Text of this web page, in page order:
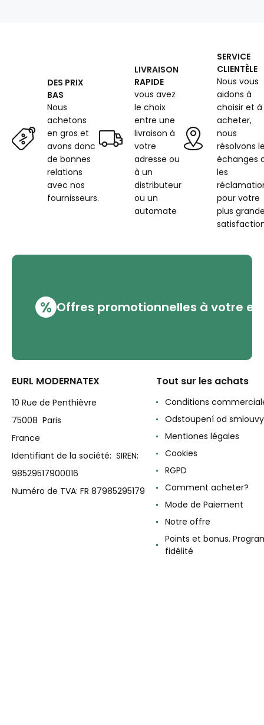
DES PRIX
BAS
Nous
achetons
en gros et
avons donc
de bonnes
relations
avec nos
fournisseurs.
LIVRAISON
RAPIDE
vous avez
le choix
entre une
livraison à
votre
adresse ou
à un
distributeur
ou un
automate
SERVICE
CLIENTÈLE
Nous vous
aidons à
choisir et à
acheter,
nous
résolvons
échanges
les
pour votre
plus
% Offres promotionnelles à votre
EURL MODERNATEX
10 Rue de Penthièvre
75008 Paris
France
Identifiant de la société: SIREN:
98529517900016
Numéro de TVA: FR 87985295179
Tout sur les achats
Conditions
Odstoupení od smlouvy
Mentiones légales
Cookies
RGPD
Comment acheter?
Mode de Paiement
Notre offre
Points et bonus.
fidélité